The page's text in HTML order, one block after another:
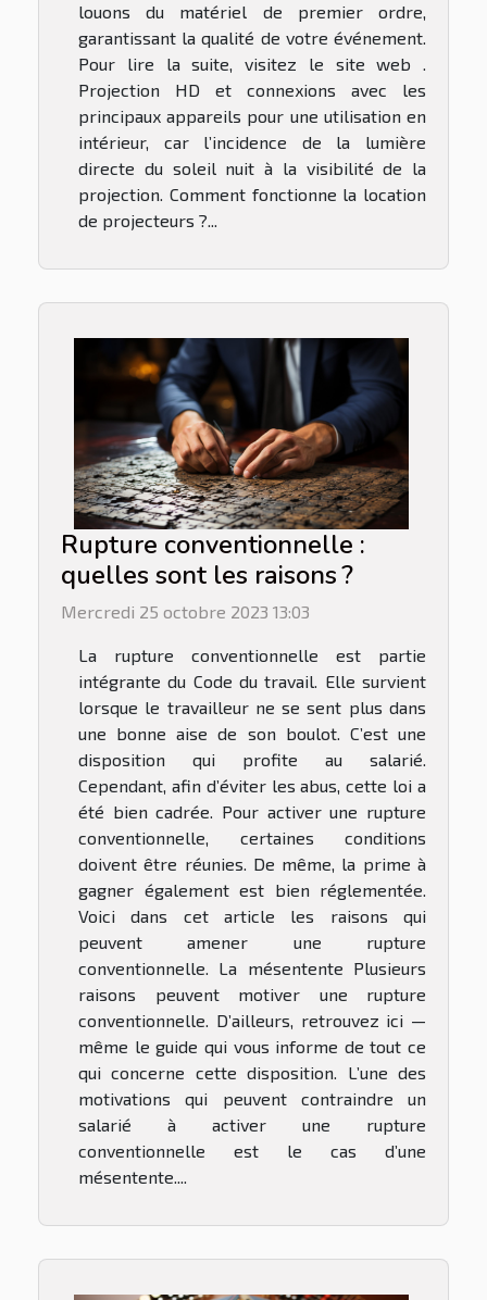
louons du matériel de premier ordre,
garantissant la qualité de votre événement.
Pour lire la suite, visitez le site web .
Projection HD et connexions avec les
principaux appareils pour une utilisation en
intérieur, car l’incidence de la lumière
directe du soleil nuit à la visibilité de la
projection. Comment fonctionne la location
de projecteurs ?...
Rupture conventionnelle :
quelles sont les raisons ?
Mercredi 25 octobre 2023 13:03
La rupture conventionnelle est partie
intégrante du Code du travail. Elle survient
lorsque le travailleur ne se sent plus dans
une bonne aise de son boulot. C’est une
disposition qui profite au salarié.
Cependant, afin d’éviter les abus, cette loi a
été bien cadrée. Pour activer une rupture
conventionnelle, certaines conditions
doivent être réunies. De même, la prime à
gagner également est bien réglementée.
Voici dans cet article les raisons qui
peuvent amener une rupture
conventionnelle. La mésentente Plusieurs
raisons peuvent motiver une rupture
conventionnelle. D’ailleurs, retrouvez ici —
même le guide qui vous informe de tout ce
qui concerne cette disposition. L’une des
motivations qui peuvent contraindre un
salarié à activer une rupture
conventionnelle est le cas d’une
mésentente....